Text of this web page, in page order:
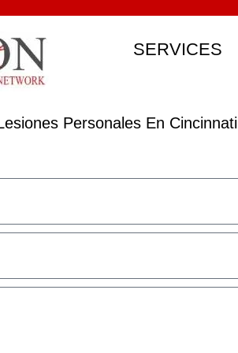
SERVICES
Personales En Cincinnati